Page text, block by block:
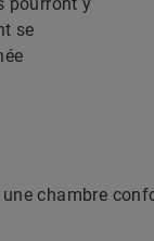
pourront y
se
une chambre